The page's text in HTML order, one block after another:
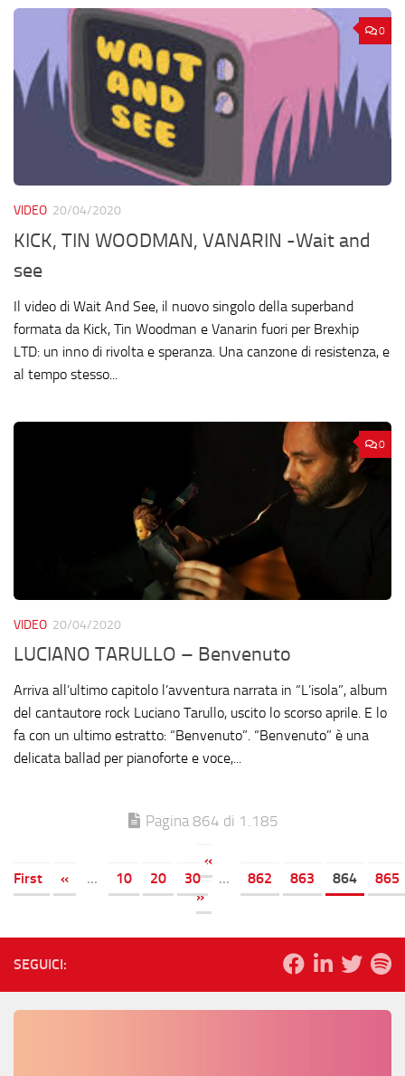
0
VIDEO 20/04/2020
KICK, TIN WOODMAN, VANARIN -Wait and
see
Il video di Wait And See, il nuovo singolo della superband
formata da Kick, Tin Woodman e Vanarin fuori per Brexhip
LTD: un inno di rivolta e speranza. Una canzone di resistenza, e
al tempo stesso...
0
VIDEO 20/04/2020
LUCIANO TARULLO – Benvenuto
Arriva all’ultimo capitolo l’avventura narrata in “L’isola”, album
del cantautore rock Luciano Tarullo, uscito lo scorso aprile. E lo
fa con un ultimo estratto: “Benvenuto”. “Benvenuto” è una
delicata ballad per pianoforte e voce,...
Pagina 864 di 1.185
«
First
« ... 10 20 30 ... 862 863 864
865
»
SEGUICI: